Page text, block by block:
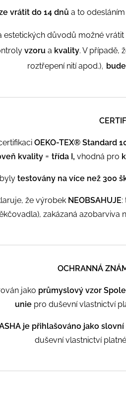
vrátit do 14 dnů a to
estetických důvodů možné
vzoru a kvality. V případě,
roztřepení nití apod.),
OEKO-TEX® Standard
kvality = třída I, vhodná pro
testovány na více než 300
že výrobek NEOBSAHUJE:
zakázaná azobarviva
OCHRANNÁ
jako průmyslový vzor
unie pro duševní vlastnictví
je přihlašováno jako
duševní vlastnictví platné